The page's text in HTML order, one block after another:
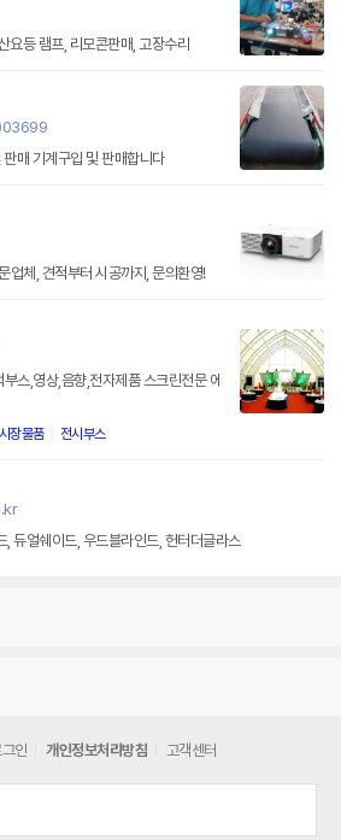
요등 램프, 리모콘판매, 고장수리
매 기계구입 및 판매합니다
업체, 견적부터 시공까지, 문의환영!
스,영상,음향,전자제품 스크린전문 에
장물품 전시부스
듀얼쉐이드, 우드블라인드, 헌터더글라스
인 개인정보처리방침 고객센터